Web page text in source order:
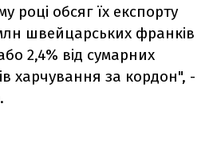
році обсяг їх експорту
швейцарських франків
2,4% від сумарних
харчування за кордон", -